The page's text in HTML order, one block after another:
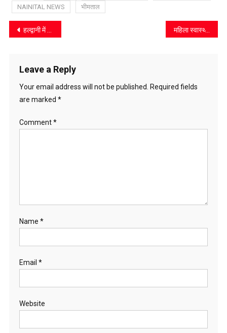
NAINITAL NEWS
भीमताल
Post
हल्द्वानी में बाल विकास योजनाओं की समीक्षा, आयोग सदस्य योगेश सिंह रजवार ने दिए जरूरी निर्देश महिला स्वास्थ्य जागरूकता कार्यक्रम आयोजित, स्वास्थ्य के प्रति सजग रहने का दिया संदेश
Leave a Reply
Your email address will not be published.
Required fields
are marked *
Comment*
Name *
Email *
Website